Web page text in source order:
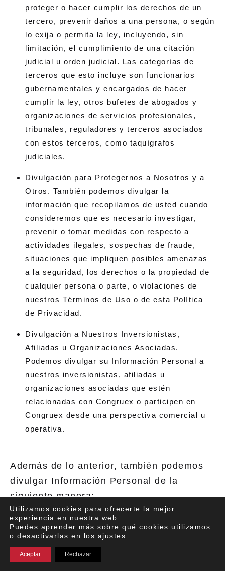
proteger o hacer cumplir los derechos de un
tercero, prevenir daños a una persona, o según
lo exija o permita la ley, incluyendo, sin
limitación, el cumplimiento de una citación
judicial u orden judicial. Las categorías de
terceros que esto incluye son funcionarios
gubernamentales y encargados de hacer
cumplir la ley, otros bufetes de abogados y
organizaciones de servicios profesionales,
tribunales, reguladores y terceros asociados
con estos terceros, como taquígrafos
judiciales.
Divulgación para Protegernos a Nosotros y a
Otros. También podemos divulgar la
información que recopilamos de usted cuando
consideremos que es necesario investigar,
prevenir o tomar medidas con respecto a
actividades ilegales, sospechas de fraude,
situaciones que impliquen posibles amenazas
a la seguridad, los derechos o la propiedad de
cualquier persona o parte, o violaciones de
nuestros Términos de Uso o de esta Política
de Privacidad.
Divulgación a Nuestros Inversionistas,
Afiliadas u Organizaciones Asociadas.
Podemos divulgar su Información Personal a
nuestros inversionistas, afiliadas u
organizaciones asociadas que estén
relacionadas con Congruex o participen en
Congruex desde una perspectiva comercial u
operativa.
Además de lo anterior, también podemos
divulgar Información Personal de la
siguiente manera:
Divulgación a las Afiliadas y Sucesores de la
Empresa. Si participamos en una fusión,
adquisición, reorganización, venta de algunos
Utilizamos cookies para ofrecerte la mejor
experiencia en nuestra web.
Puedes aprender más sobre qué cookies utilizamos
o desactivarlas en los ajustes
Aceptar Rechazar